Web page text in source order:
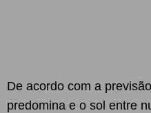
De acordo com a
predomina e o sol entre